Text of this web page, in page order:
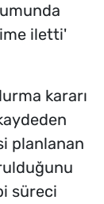
iletti'
kararı
planlanan
süreci